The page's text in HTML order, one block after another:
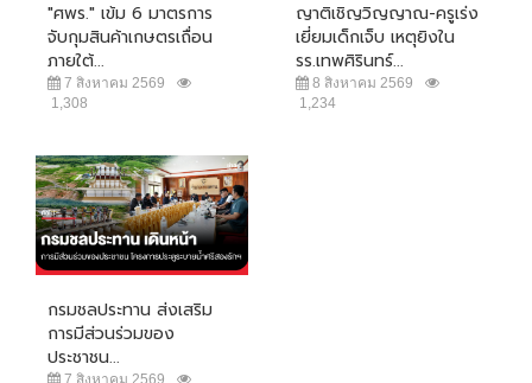
"ศพร." เข้ม 6 มาตรการ
จับกุมสินค้าเกษตรเถื่อน
ภายใต้...
7 สิงหาคม 2569
1,308
ญาติเชิญวิญญาณ-ครูเร่ง
เยี่ยมเด็กเจ็บ เหตุยิงใน
รร.เทพศิรินทร์...
8 สิงหาคม 2569
1,234
กรมชลประทาน ส่งเสริม
การมีส่วนร่วมของ
ประชาชน...
7 สิงหาคม 2569